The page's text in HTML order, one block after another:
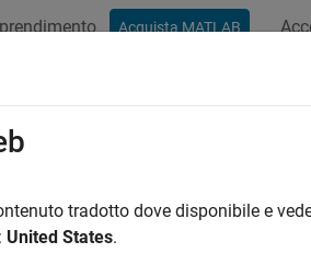
Acquista MATLAB
tradotto dove disponibile e
United States.